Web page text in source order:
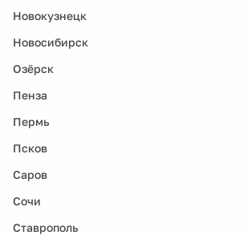
Новокузнецк
Новосибирск
Озёрск
Пенза
Пермь
Псков
Саров
Сочи
Ставрополь